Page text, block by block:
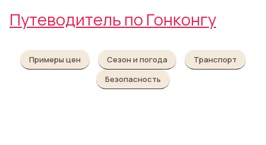
Путеводитель по Гонконгу
Примеры цен Сезон и погода
Транспорт
Безопасность